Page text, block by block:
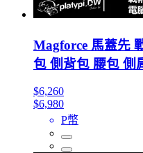
Magforce 馬蓋先
包 側背包 腰包 側
$6,260
$6,980
P幣